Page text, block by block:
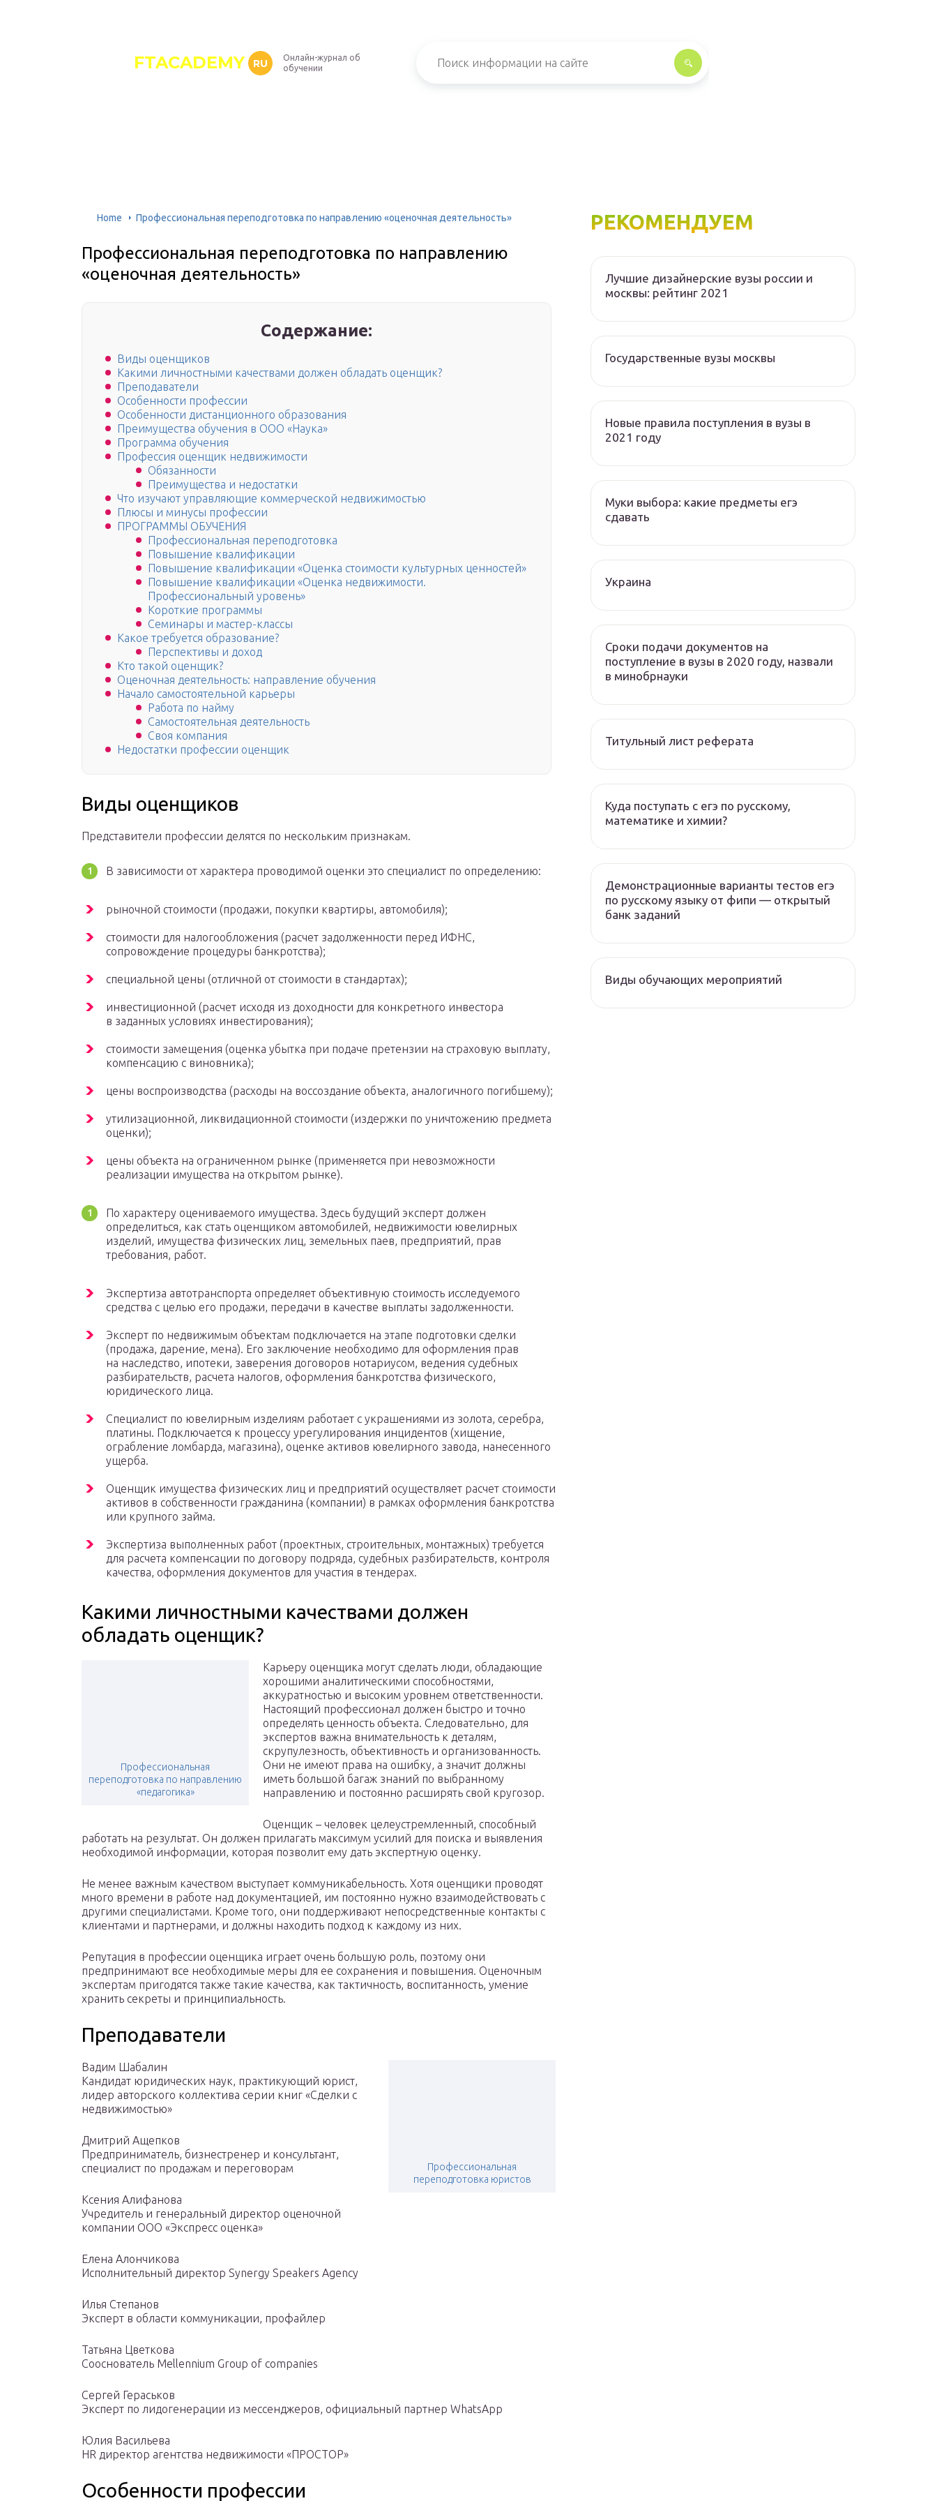
FTACADEMY RU
Онлайн-журнал об
обучении
Home Профессиональная переподготовка по направлению «оценочная деятельность»
Профессиональная переподготовка по направлению
«оценочная деятельность»
Содержание:
Виды оценщиков
Какими личностными качествами должен обладать оценщик?
Преподаватели
Особенности профессии
Особенности дистанционного образования
Преимущества обучения в ООО «Наука»
Программа обучения
Профессия оценщик недвижимости
Обязанности
Преимущества и недостатки
Что изучают управляющие коммерческой недвижимостью
Плюсы и минусы профессии
ПРОГРАММЫ ОБУЧЕНИЯ
Профессиональная переподготовка
Повышение квалификации
Повышение квалификации «Оценка стоимости культурных ценностей»
Повышение квалификации «Оценка недвижимости.
Профессиональный уровень»
Короткие программы
Семинары и мастер-классы
Какое требуется образование?
Перспективы и доход
Кто такой оценщик?
Оценочная деятельность: направление обучения
Начало самостоятельной карьеры
Работа по найму
Самостоятельная деятельность
Своя компания
Недостатки профессии оценщик
Виды оценщиков
Представители профессии делятся по нескольким признакам.
В зависимости от характера проводимой оценки это специалист по определению:
рыночной стоимости (продажи, покупки квартиры, автомобиля);
стоимости для налогообложения (расчет задолженности перед ИФНС,
сопровождение процедуры банкротства);
специальной цены (отличной от стоимости в стандартах);
инвестиционной (расчет исходя из доходности для конкретного инвестора
в заданных условиях инвестирования);
стоимости замещения (оценка убытка при подаче претензии на страховую выплату,
компенсацию с виновника);
цены воспроизводства (расходы на воссоздание объекта, аналогичного погибшему);
утилизационной, ликвидационной стоимости (издержки по уничтожению предмета
оценки);
цены объекта на ограниченном рынке (применяется при невозможности
реализации имущества на открытом рынке).
По характеру оцениваемого имущества. Здесь будущий эксперт должен
определиться, как стать оценщиком автомобилей, недвижимости ювелирных
изделий, имущества физических лиц, земельных паев, предприятий, прав
требования, работ.
Экспертиза автотранспорта определяет объективную стоимость исследуемого
средства с целью его продажи, передачи в качестве выплаты задолженности.
Эксперт по недвижимым объектам подключается на этапе подготовки сделки
(продажа, дарение, мена). Его заключение необходимо для оформления прав
на наследство, ипотеки, заверения договоров нотариусом, ведения судебных
разбирательств, расчета налогов, оформления банкротства физического,
юридического лица.
Специалист по ювелирным изделиям работает с украшениями из золота, серебра,
платины. Подключается к процессу урегулирования инцидентов (хищение,
ограбление ломбарда, магазина), оценке активов ювелирного завода, нанесенного
ущерба.
Оценщик имущества физических лиц и предприятий осуществляет расчет стоимости
активов в собственности гражданина (компании) в рамках оформления банкротства
или крупного займа.
Экспертиза выполненных работ (проектных, строительных, монтажных) требуется
для расчета компенсации по договору подряда, судебных разбирательств, контроля
качества, оформления документов для участия в тендерах.
Какими личностными качествами должен
обладать оценщик?
Профессиональная
переподготовка по направлению
«педагогика»
Карьеру оценщика могут сделать люди, обладающие
хорошими аналитическими способностями,
аккуратностью и высоким уровнем ответственности.
Настоящий профессионал должен быстро и точно
определять ценность объекта. Следовательно, для
экспертов важна внимательность к деталям,
скрупулезность, объективность и организованность.
Они не имеют права на ошибку, а значит должны
иметь большой багаж знаний по выбранному
направлению и постоянно расширять свой кругозор.
Оценщик – человек целеустремленный, способный
работать на результат. Он должен прилагать максимум усилий для поиска и выявления
необходимой информации, которая позволит ему дать экспертную оценку.
Не менее важным качеством выступает коммуникабельность. Хотя оценщики проводят
много времени в работе над документацией, им постоянно нужно взаимодействовать с
другими специалистами. Кроме того, они поддерживают непосредственные контакты с
клиентами и партнерами, и должны находить подход к каждому из них.
Репутация в профессии оценщика играет очень большую роль, поэтому они
предпринимают все необходимые меры для ее сохранения и повышения. Оценочным
экспертам пригодятся также такие качества, как тактичность, воспитанность, умение
хранить секреты и принципиальность.
Преподаватели
Профессиональная
переподготовка юристов
Вадим Шабалин
Кандидат юридических наук, практикующий юрист,
лидер авторского коллектива серии книг «Сделки с
недвижимостью»
Дмитрий Ащепков
Предприниматель, бизнестренер и консультант,
специалист по продажам и переговорам
Ксения Алифанова
Учредитель и генеральный директор оценочной
компании ООО «Экспресс оценка»
Елена Алончикова
Исполнительный директор Synergy Speakers Agency
Илья Степанов
Эксперт в области коммуникации, профайлер
Татьяна Цветкова
Сооснователь Mellennium Group of companies
Сергей Гераськов
Эксперт по лидогенерации из мессенджеров, официальный партнер WhatsApp
Юлия Васильева
HR директор агентства недвижимости «ПРОСТОР»
Особенности профессии
РЕКОМЕНДУЕМ
Лучшие дизайнерские вузы россии и
москвы: рейтинг 2021
Государственные вузы москвы
Новые правила поступления в вузы в
2021 году
Муки выбора: какие предметы егэ
сдавать
Украина
Сроки подачи документов на
поступление в вузы в 2020 году, назвали
в минобрнауки
Титульный лист реферата
Куда поступать с егэ по русскому,
математике и химии?
Демонстрационные варианты тестов егэ
по русскому языку от фипи — открытый
банк заданий
Виды обучающих мероприятий